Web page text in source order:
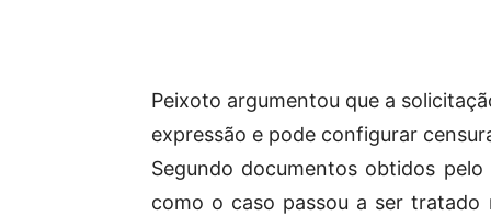
Peixoto argumentou que a
expressão e pode configurar
Segundo documentos obtidos
como o caso passou a ser tratado